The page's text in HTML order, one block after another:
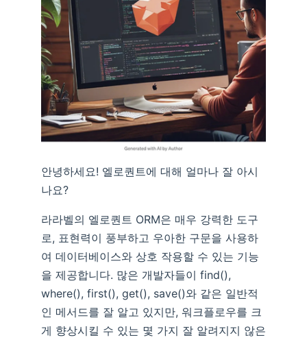
안녕하세요! 엘로퀀트에 대해 얼마나 잘 아시
나요?
라라벨의 엘로퀀트 ORM은 매우 강력한 도구
로, 표현력이 풍부하고 우아한 구문을 사용하
여 데이터베이스와 상호 작용할 수 있는 기능
을 제공합니다. 많은 개발자들이 find(),
where(), first(), get(), save()와 같은 일반적
인 메서드를 잘 알고 있지만, 워크플로우를 크
게 향상시킬 수 있는 몇 가지 잘 알려지지 않은